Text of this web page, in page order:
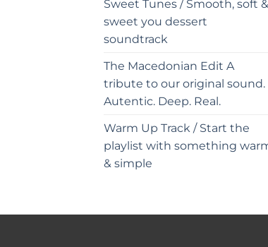
Sweet Tunes / Smooth, soft &
sweet you dessert
soundtrack
The Macedonian Edit A
tribute to our original sound.
Autentic. Deep. Real.
Warm Up Track / Start the
playlist with something
& simple